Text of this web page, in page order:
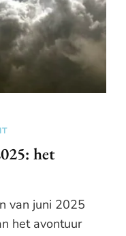
het
van juni 2025
het avontuur